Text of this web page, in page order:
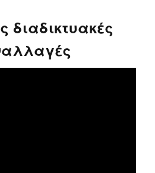
διαδικτυακές